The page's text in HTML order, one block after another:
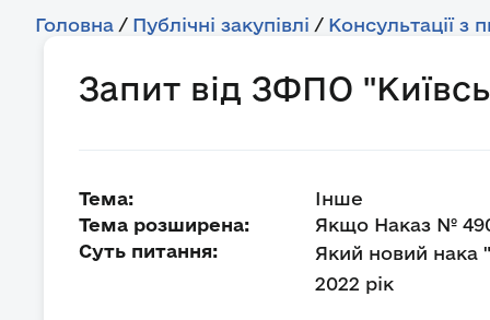
Головна / Публічні закупівлі / Консультації з
Запит від ЗФПО
Тема:
Інше
Тема розширена:
Якщо Наказ № 490
Суть питання:
Який новий нака
2022 рік